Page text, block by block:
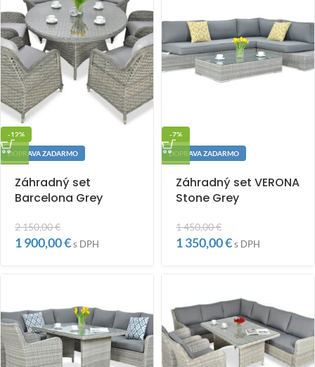
-12%
DOPRAVA ZADARMO
Záhradný set
Barcelona Grey
2 150,00€
1 900,00€s DPH
-7%
DOPRAVA ZADARMO
Záhradný set VERONA
Stone Grey
1 450,00€
1 350,00€s DPH